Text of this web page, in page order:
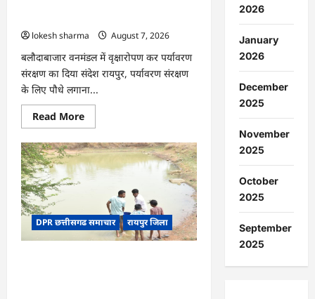
से
लाखों
का
मुनाफा
lokesh sharma
August 7, 2026
बलौदाबाजार वनमंडल में वृक्षारोपण कर पर्यावरण
संरक्षण का दिया संदेश रायपुर, पर्यावरण संरक्षण
के लिए पौधे लगाना...
Read MoreRead
more
CG
:
वन
महोत्सव
माँ
के
नाम’
अभियान
DPR छत्तीसगढ समाचार रायपुर जिला
2026
January
2026
December
2025
November
2025
October
2025
September
2025